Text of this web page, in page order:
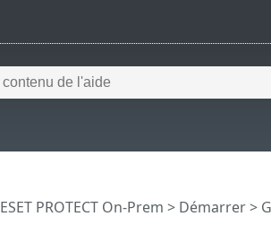
ESET PROTECT On-Prem > Démarrer>